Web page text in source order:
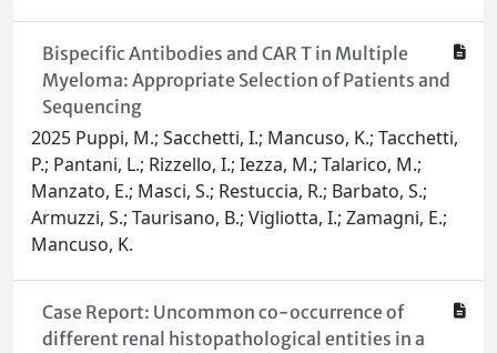
Bispecific Antibodies and CAR T in Multiple
Myeloma: Appropriate Selection of Patients and
Sequencing
2025 Puppi, M.; Sacchetti, I.; Mancuso, K.; Tacchetti,
P.; Pantani, L.; Rizzello, I.; Iezza, M.; Talarico, M.;
Manzato, E.; Masci, S.; Restuccia, R.; Barbato, S.;
Armuzzi, S.; Taurisano, B.; Vigliotta, I.; Zamagni, E.;
Mancuso, K.
Case Report: Uncommon co-occurrence of
different renal histopathological entities in a